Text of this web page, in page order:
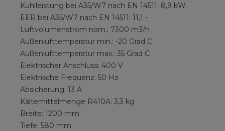
Kühlleistung bei A35/W7 nach EN 14511: 8,9 kW
EER bei A35/W7 nach EN 14511: 11,1 -
Luftvolumenstrom nom.: 7300 m3/h
Außenlufttemperatur min.: -20 Grad C
Außenlufttemperatur max.: 35 Grad C
Elektrischer Anschluss: 400 V
Elektrische Frequenz: 50 Hz
Absicherung: 13 A
Kältemittelmenge R410A: 3,3 kg
Breite: 1200 mm
Tiefe: 580 mm